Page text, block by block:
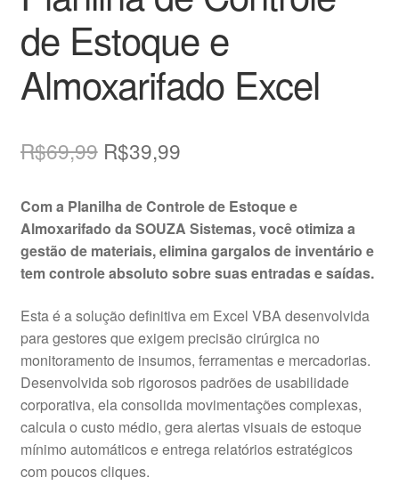
de Estoque e
Almoxarifado Excel
R$69,99 O
original
era:
R$69,99.
R$39,99O
atual
é:
R$39,99.
Com a Planilha de Controle de Estoque e
Almoxarifado da SOUZA Sistemas, você otimiza a
gestão de materiais, elimina gargalos de inventário e
tem controle absoluto sobre suas entradas e saídas.
Esta é a solução definitiva em Excel VBA desenvolvida
para gestores que exigem precisão cirúrgica no
monitoramento de insumos, ferramentas e mercadorias.
Desenvolvida sob rigorosos padrões de usabilidade
corporativa, ela consolida movimentações complexas,
calcula o custo médio, gera alertas visuais de estoque
mínimo automáticos e entrega relatórios estratégicos
com poucos cliques.